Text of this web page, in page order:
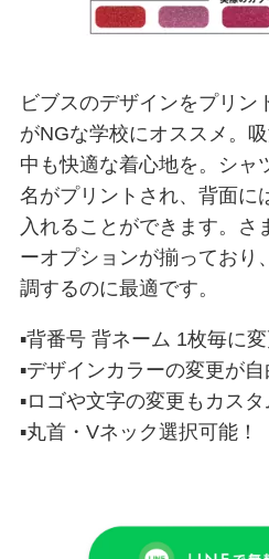
ビブスのデザインをプリン
がNGな学校にオススメ。
中も快適な着心地を。シャ
名がプリントされ、背面に
入れることができます。さ
ーオプションが揃っており
調するのに最適です。
▪背番号 背ネーム 1枚毎に変
▪デザインカラーの変更が自
▪ロゴや文字の変更もカスタ
▪丸首・Vネック選択可能！